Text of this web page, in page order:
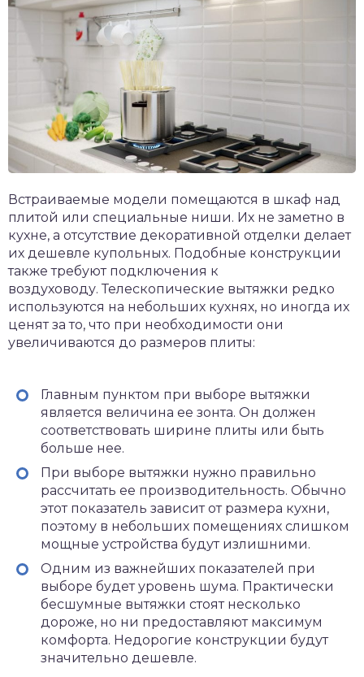
Встраиваемые модели помещаются в шкаф над
плитой или специальные ниши. Их не заметно в
кухне, а отсутствие декоративной отделки делает
их дешевле купольных. Подобные конструкции
также требуют подключения к
воздуховоду. Телескопические вытяжки редко
используются на небольших кухнях, но иногда их
ценят за то, что при необходимости они
увеличиваются до размеров плиты:
Главным пунктом при выборе вытяжки
является величина ее зонта. Он должен
соответствовать ширине плиты или быть
больше нее.
При выборе вытяжки нужно правильно
рассчитать ее производительность. Обычно
этот показатель зависит от размера кухни,
поэтому в небольших помещениях слишком
мощные устройства будут излишними.
Одним из важнейших показателей при
выборе будет уровень шума. Практически
бесшумные вытяжки стоят несколько
дороже, но ни предоставляют максимум
комфорта. Недорогие конструкции будут
значительно дешевле.